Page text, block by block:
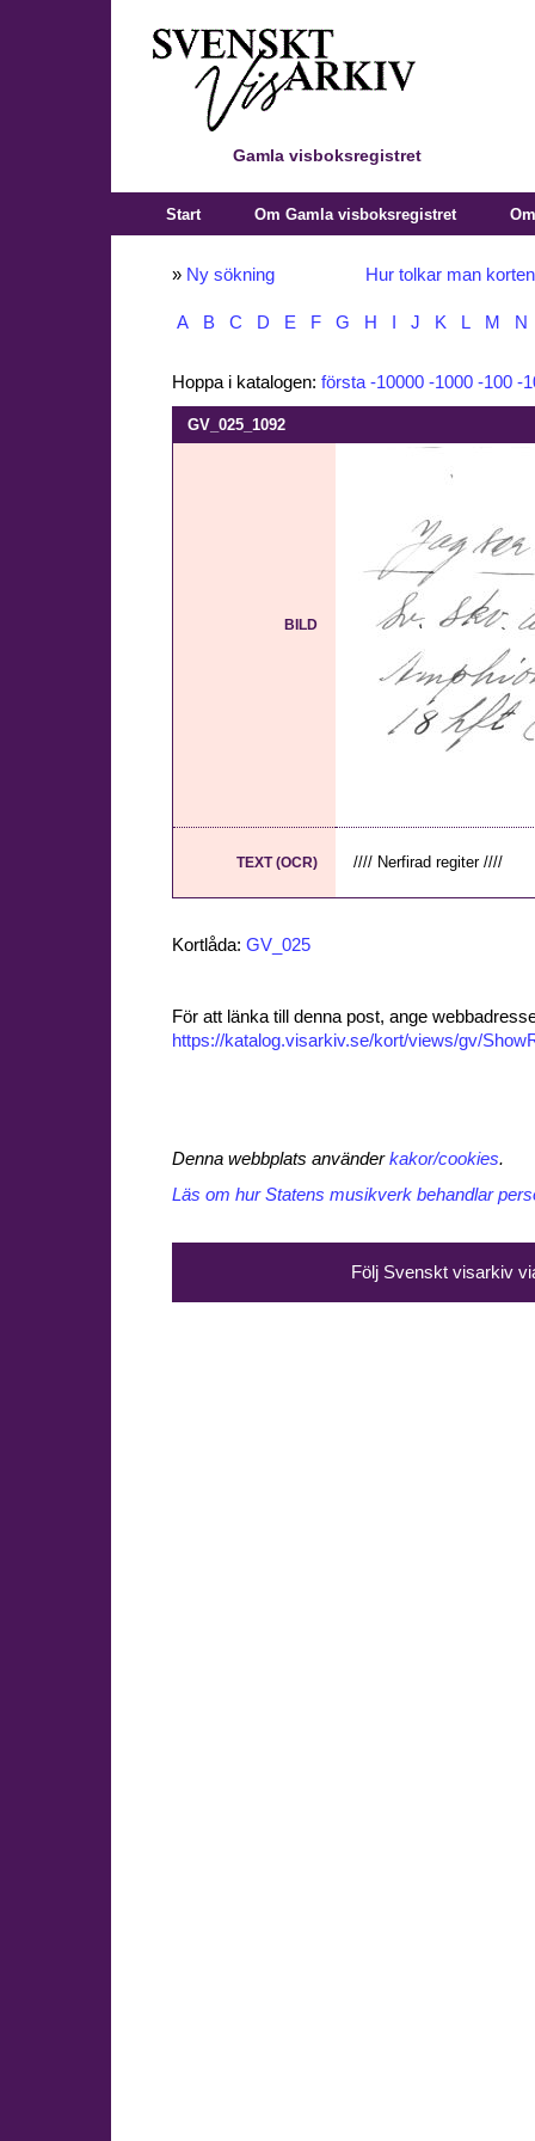
Gamla visboksregistret
Start Om Gamla visboksregistret
» Ny sökning Hur tolkar man
A B C D E F G H J K L M N
Hoppa i katalogen: första -10000 -1000 -100 -
GV_025_1092
BILD
TEXT (OCR) //// Nerfirad regiter ////
Kortlåda: GV_025
För att länka till denna post, ange
https://katalog.visarkiv.se/kort/views/gv/
Denna webbplats använderkakor/cookies.
Läs om hur Statens musikverk behandlar
Följ Svenskt visarkiv